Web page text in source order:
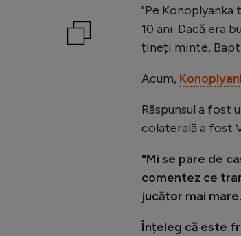
"Pe Konoplyanka
10 ani. Dacă era
țineți minte,
Acum,
Răspunsul a fost
colaterală a fost
"Mi se pare de
comentez ce
jucător mai mare.
Înțeleg că este